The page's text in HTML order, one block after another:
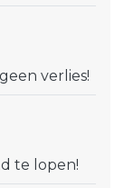
verlies!
te lopen!